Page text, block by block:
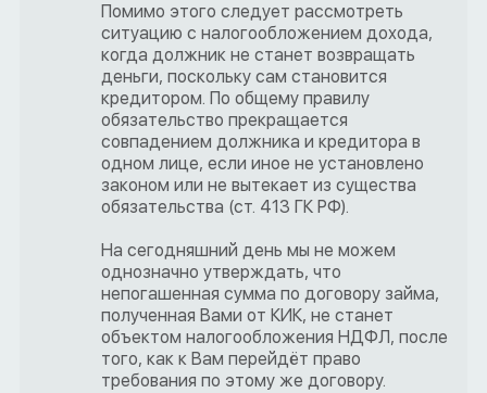
Помимо этого следует рассмотреть
ситуацию с налогообложением дохода,
когда должник не станет возвращать
деньги, поскольку сам становится
кредитором. По общему правилу
обязательство прекращается
совпадением должника и кредитора в
одном лице, если иное не установлено
законом или не вытекает из существа
обязательства (ст. 413 ГК РФ).
На сегодняшний день мы не можем
однозначно утверждать, что
непогашенная сумма по договору займа,
полученная Вами от КИК, не станет
объектом налогообложения НДФЛ, после
того, как к Вам перейдёт право
требования по этому же договору.